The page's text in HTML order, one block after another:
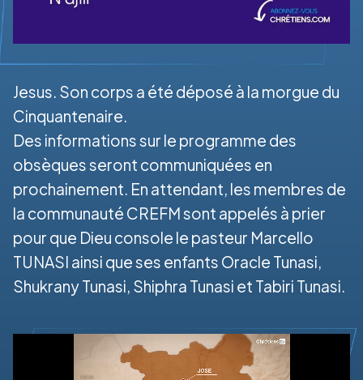
Jesus. Son corps a été déposé à la morgue du
Cinquantenaire.
Des informations sur le programme des
obsèques seront communiquées en
prochainement. En attendant, les membres de
la communauté CREFM sont appelés à prier
pour que Dieu console le pasteur Marcello
TUNASI ainsi que ses enfants Oracle Tunasi,
Shukrany Tunasi, Shiphra Tunasi et Tabiri Tunasi.